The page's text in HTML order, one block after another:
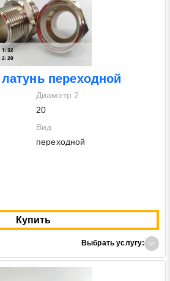
переходной
Диаметр 2
20
Вид
переходной
Купить
Выбрать услугу: